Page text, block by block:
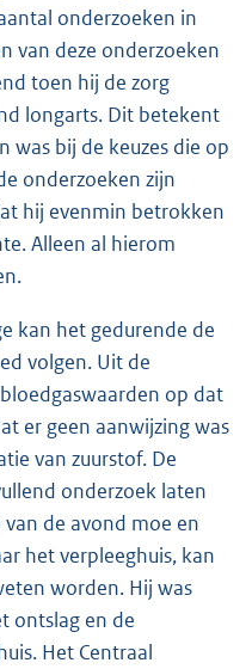
onderzoeken in
van deze onderzoeken
toen hij de zorg
longarts. Dit betekent
was bij de keuzes die op
onderzoeken zijn
hij evenmin betrokken
Alleen al hierom
kan het gedurende de
volgen. Uit de
op dat
er geen aanwijzing was
van zuurstof. De
onderzoek laten
de avond moe en
het verpleeghuis, kan
worden. Hij was
ontslag en de
Het Centraal